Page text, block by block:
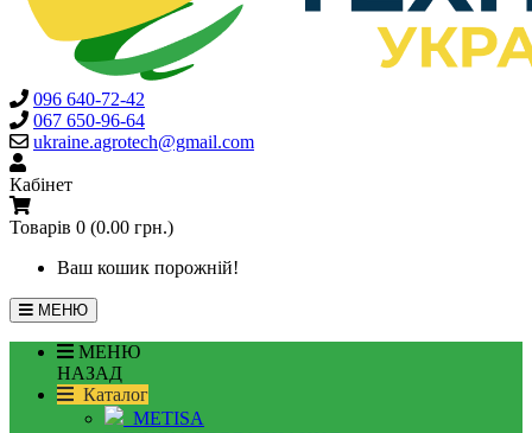
096 640-72-42
067 650-96-64
ukraine.agrotech@gmail.com
Кабінет
Товарів 0 (0.00 грн.)
Ваш кошик порожній!
МЕНЮ
МЕНЮ
НАЗАД
Каталог
METISA